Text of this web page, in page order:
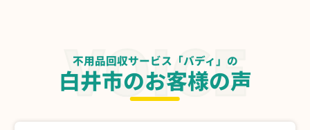
不用品回収サービス「バディ」の
白井市のお客様の声